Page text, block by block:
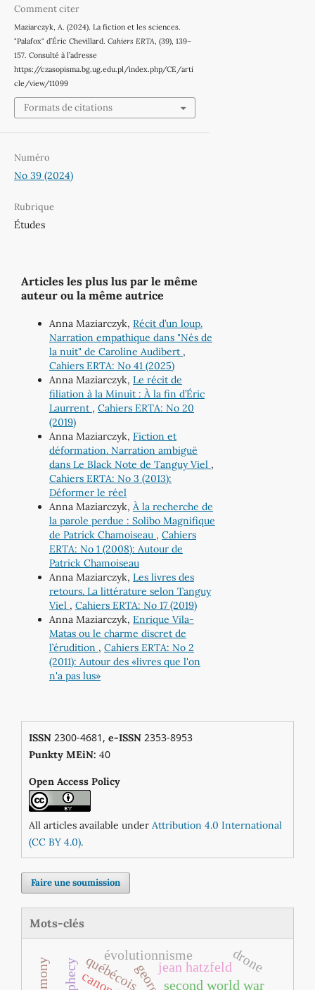
Comment citer
Maziarczyk, A. (2024). La fiction et les sciences.
"Palafox" d’Éric Chevillard. Cahiers ERTA, (39), 139–
157. Consulté à l’adresse
https://czasopisma.bg.ug.edu.pl/index.php/CE/arti
cle/view/11099
Formats de citations
Numéro
No 39 (2024)
Rubrique
Études
Articles les plus lus par le même
auteur ou la même autrice
Anna Maziarczyk, Récit d’un loup.
Narration empathique dans "Nés de
la nuit" de Caroline Audibert ,
Cahiers ERTA: No 41 (2025)
Anna Maziarczyk, Le récit de
filiation à la Minuit : À la fin d’Éric
Laurrent , Cahiers ERTA: No 20
(2019)
Anna Maziarczyk, Fiction et
déformation. Narration ambiguë
dans Le Black Note de Tanguy Viel ,
Cahiers ERTA: No 3 (2013):
Déformer le réel
Anna Maziarczyk, À la recherche de
la parole perdue : Solibo Magnifique
de Patrick Chamoiseau , Cahiers
ERTA: No 1 (2008): Autour de
Patrick Chamoiseau
Anna Maziarczyk, Les livres des
retours. La littérature selon Tanguy
Viel , Cahiers ERTA: No 17 (2019)
Anna Maziarczyk, Enrique Vila-
Matas ou le charme discret de
l’érudition , Cahiers ERTA: No 2
(2011): Autour des «livres que l'on
n'a pas lus»
ISSN2300-4681, e-ISSN2353-8953
Punkty MEiN: 40
Open Access Policy
All articles available under Attribution 4.0 International
(CC BY 4.0).
Faire une soumission
Mots-clés
second world war
jean hatzfeld
québécois drone
évolutionnisme